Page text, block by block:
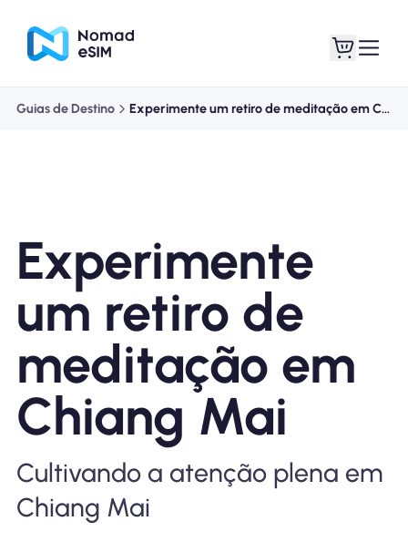
Planos de loja
Sobre o eSIM
Por que Nomad eSIM
Usando um eSIM
Guias de Destino Experimente um retiro de meditação em Chiang Mai
Experimente
um retiro de
meditação em
Chiang Mai
Cultivando a atenção plena em
Chiang Mai